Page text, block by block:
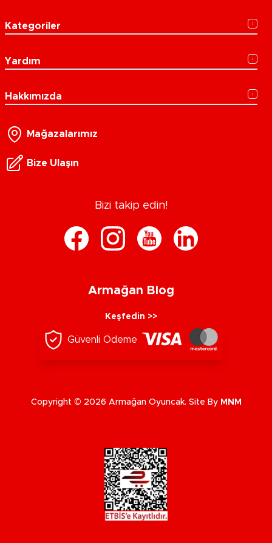
Kategoriler
Yardım
Hakkımızda
Mağazalarımız
Bize Ulaşın
Bizi takip edin!
Armağan Blog
Keşfedin >>
Güvenli Ödeme
Copyright © 2026 Armağan Oyuncak. Site By MNM